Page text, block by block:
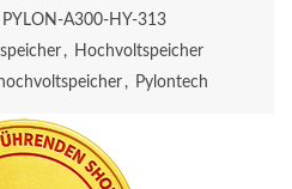
PYLON-A300-HY-313
,
Hochvoltspeicher
hochvoltspeicher , Pylontech